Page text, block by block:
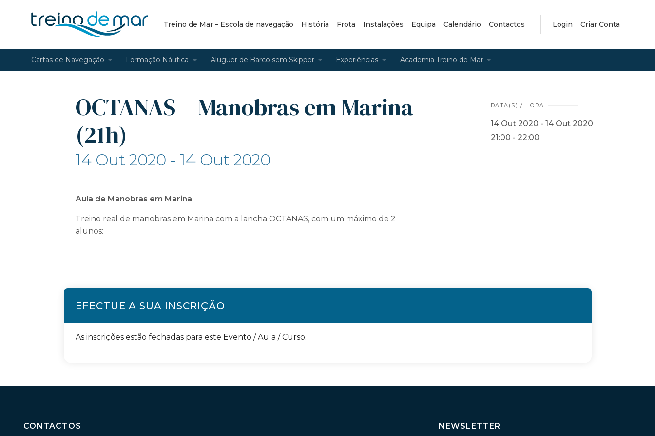
Treino de Mar – Escola de navegação História Frota Instalações Equipa Calendário Contactos Login Criar Conta
Cartas de Navegação Formação Náutica Aluguer de Barco sem Skipper Experiências Academia Treino de Mar
OCTANAS – Manobras em Marina
(21h)
14 Out 2020 - 14 Out 2020
Aula de Manobras em Marina
Treino real de manobras em Marina com a lancha OCTANAS, com um máximo de 2
alunos:
DATA(S) / HORA
14 Out 2020 - 14 Out 2020
21:00 - 22:00
EFECTUE A SUA INSCRIÇÃO
As inscrições estão fechadas para este Evento / Aula / Curso.
CONTACTOS NEWSLETTER